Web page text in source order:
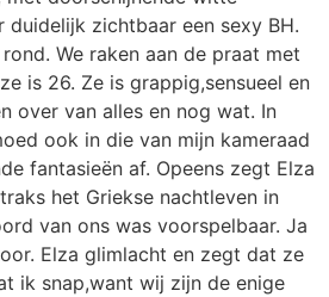
duidelijk zichtbaar een sexy BH.
We raken aan de praat met
is 26. Ze is grappig,sensueel en
over van alles en nog wat. In
ook in die van mijn kameraad
fantasieën af. Opeens zegt Elza
het Griekse nachtleven in
van ons was voorspelbaar. Ja
Elza glimlacht en zegt dat ze
ik snap,want wij zijn de enige